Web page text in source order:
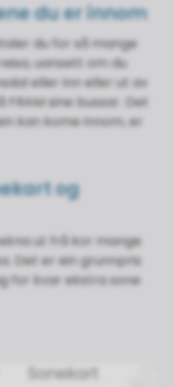
du er innom
du for så mange
uansett om du
eller inn eller ut av
FRAM sine bussar. Det
kan kome innom, er
og
ut frå kor mange
Det er ein grunnpris
for kvar ekstra sone